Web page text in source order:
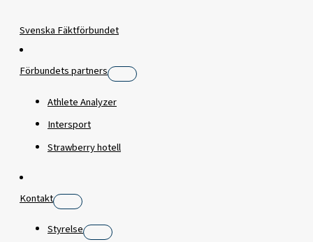
Svenska Fäktförbundet
Förbundets partners
Athlete Analyzer
Intersport
Strawberry hotell
Kontakt
Styrelse